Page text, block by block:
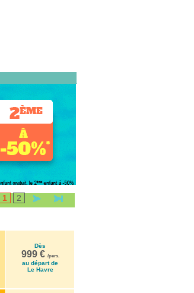
1 2
Dès
999 € /pers.
au départ de
Le Havre